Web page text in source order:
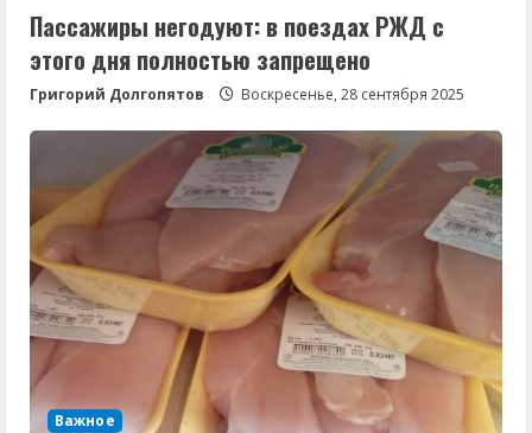
Пассажиры негодуют: в поездах РЖД с
этого дня полностью запрещено
Григорий Долгопятов Воскресенье, 28 сентября 2025
Важное